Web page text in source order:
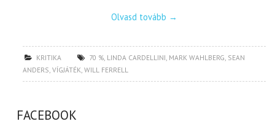
Olvasd tovább →
KRITIKA 70 % LINDA CARDELLINI MARK WAHLBERG SEAN
ANDERS ,VÍGJÁTÉK ,WILL FERRELL
FACEBOOK